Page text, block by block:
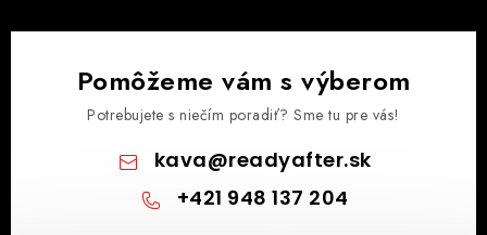
Pomôžeme vám s výberom
Potrebujete s niečím poradiť? Sme tu pre vás!
kava@readyafter.sk
+421 948 137 204